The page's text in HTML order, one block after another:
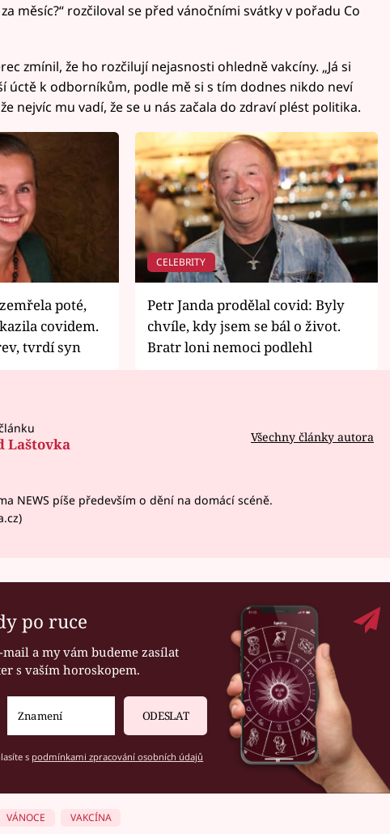
měsíc?“ rozčiloval se před vánočními svátky v pořadu Co
zmínil, že ho rozčilují nejasnosti ohledně vakcíny. „Já si
úctě k odborníkům, podle mě si s tím dodnes nikdo neví
nejvíc mu vadí, že se u nás začala do zdraví plést politika.
poté,
covidem.
tvrdí syn
CELEBRITY
Petr Janda prodělal covid: Byly
chvíle, kdy jsem se bál o život.
Bratr loni nemoci podlehl
Laštovka Všechny články autora
NEWS píše především o dění na domácí scéně.
po ruce
mail a my vám budeme zasílat
s vaším horoskopem.
ODESLAT
s podmínkami zpracování osobních údajů
VÁNOCE VAKCÍNA